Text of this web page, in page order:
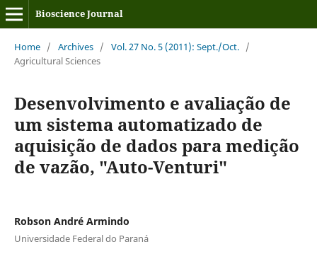
Bioscience Journal
Home / Archives / Vol. 27 No. 5 (2011): Sept./Oct. /
Agricultural Sciences
Desenvolvimento e avaliação de
um sistema automatizado de
aquisição de dados para medição
de vazão, "Auto-Venturi"
Robson André Armindo
Universidade Federal do Paraná